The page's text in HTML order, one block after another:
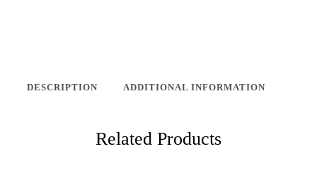
DESCRIPTION ADDITIONAL INFORMATION
Related Products